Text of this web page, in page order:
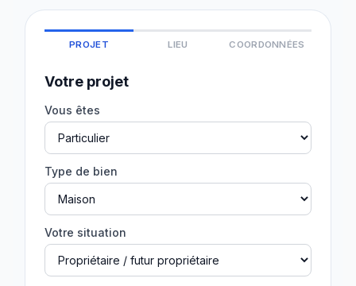
PROJET LIEU COORDONNÉES
Votre projet
Vous êtes
Type de bien
Votre situation